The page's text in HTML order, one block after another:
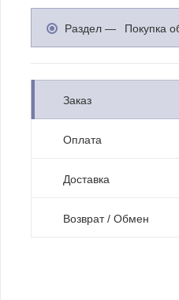
Раздел — Покупка
Заказ
Оплата
Доставка
Возврат / Обмен